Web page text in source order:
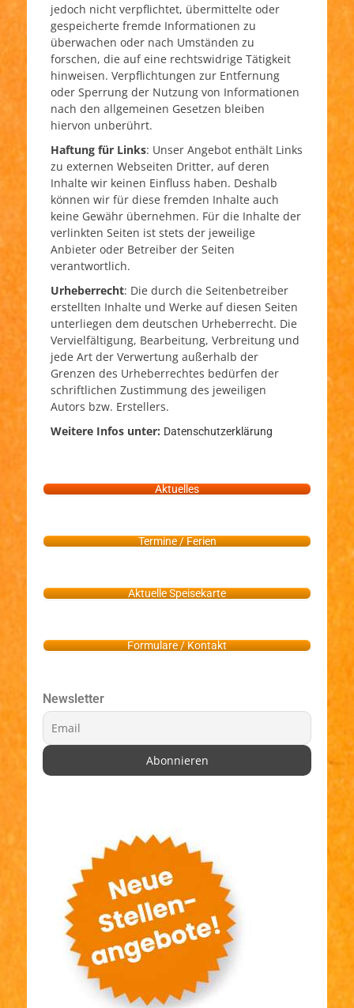
jedoch nicht verpflichtet, übermittelte oder
gespeicherte fremde Informationen zu
überwachen oder nach Umständen zu
forschen, die auf eine rechtswidrige Tätigkeit
hinweisen. Verpflichtungen zur Entfernung
oder Sperrung der Nutzung von Informationen
nach den allgemeinen Gesetzen bleiben
hiervon unberührt.
Haftung für Links: Unser Angebot enthält Links
zu externen Webseiten Dritter, auf deren
Inhalte wir keinen Einfluss haben. Deshalb
können wir für diese fremden Inhalte auch
keine Gewähr übernehmen. Für die Inhalte der
verlinkten Seiten ist stets der jeweilige
Anbieter oder Betreiber der Seiten
verantwortlich.
Urheberrecht: Die durch die Seitenbetreiber
erstellten Inhalte und Werke auf diesen Seiten
unterliegen dem deutschen Urheberrecht. Die
Vervielfältigung, Bearbeitung, Verbreitung und
jede Art der Verwertung außerhalb der
Grenzen des Urheberrechtes bedürfen der
schriftlichen Zustimmung des jeweiligen
Autors bzw. Erstellers.
Weitere Infos unter: Datenschutzerklärung
Aktuelles
Termine / Ferien
Aktuelle Speisekarte
Formulare / Kontakt
Newsletter